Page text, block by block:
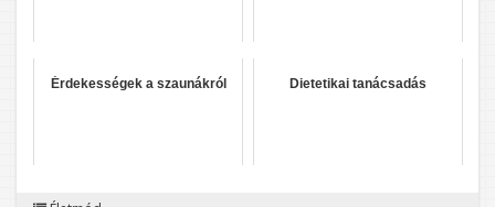
Érdekességek a szaunákról Dietetikai tanácsadás